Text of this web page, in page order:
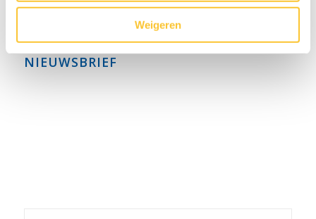
Weigeren
april 2022
NIEUWSBRIEF